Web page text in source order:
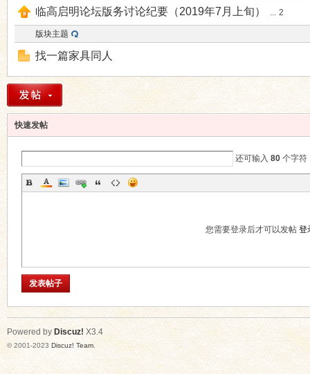
明
临高启明论坛版务讨论纪要（2019年7月上旬） ... 2
版块主题
找一篇家具同人
快速发帖
还可输入 80 个字符
您需要登录后才可以发帖 登
发表帖子
Powered by Discuz! X3.4
© 2001-2023 Discuz! Team